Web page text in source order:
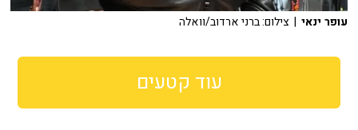
עופר ינאי | צילום: ברני ארדוב/וואלה
עוד קטעים